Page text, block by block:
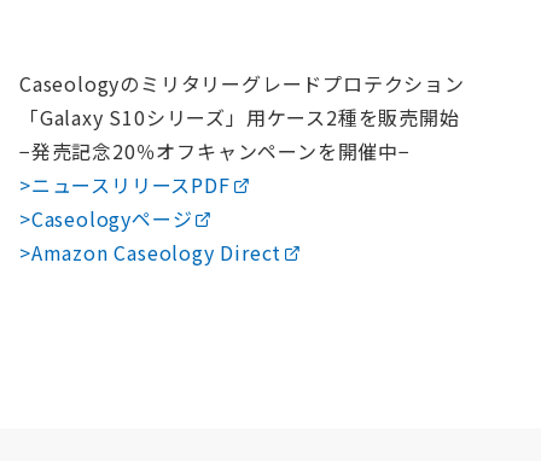
Caseologyのミリタリーグレードプロテクション
「Galaxy S10シリーズ」用ケース2種を販売開始
−発売記念20％オフキャンペーンを開催中−
>ニュースリリースPDF
>Caseologyページ
>Amazon Caseology Direct